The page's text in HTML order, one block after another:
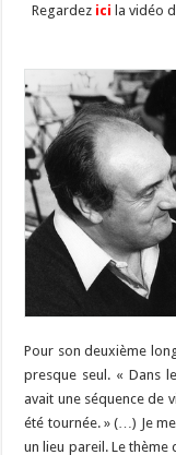
Regardez ici la vidéo
Pour son deuxième
presque seul. « Dans
avait une séquence de
été tournée. » (…) Je
un lieu pareil. Le thème